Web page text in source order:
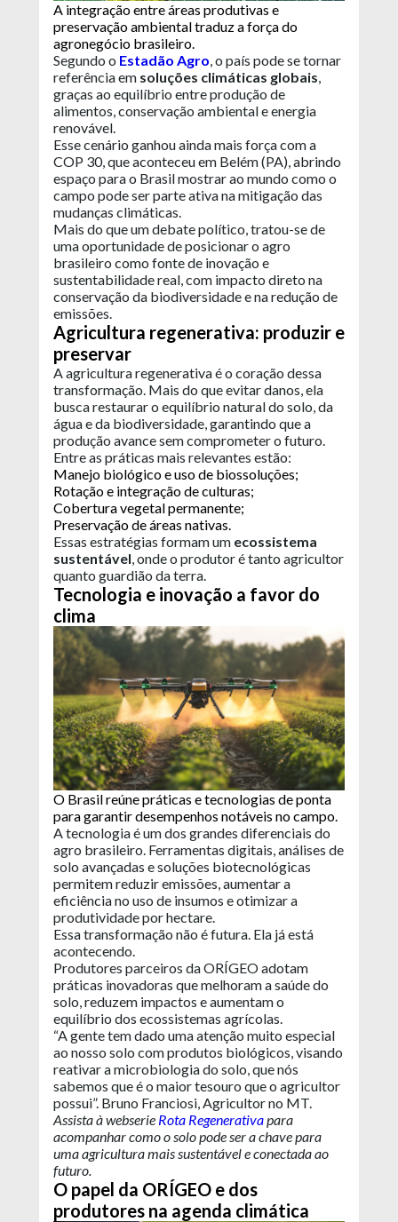
A integração entre áreas produtivas e
preservação ambiental traduz a força do
agronegócio brasileiro.
Segundo o Estadão Agro, o país pode se tornar
referência em soluções climáticas globais,
graças ao equilíbrio entre produção de
alimentos, conservação ambiental e energia
renovável.
Esse cenário ganhou ainda mais força com a
COP 30, que aconteceu em Belém (PA), abrindo
espaço para o Brasil mostrar ao mundo como o
campo pode ser parte ativa na mitigação das
mudanças climáticas.
Mais do que um debate político, tratou-se de
uma oportunidade de posicionar o agro
brasileiro como fonte de inovação e
sustentabilidade real, com impacto direto na
conservação da biodiversidade e na redução de
emissões.
Agricultura regenerativa: produzir e
preservar
A agricultura regenerativa é o coração dessa
transformação. Mais do que evitar danos, ela
busca restaurar o equilíbrio natural do solo, da
água e da biodiversidade, garantindo que a
produção avance sem comprometer o futuro.
Entre as práticas mais relevantes estão:
Manejo biológico e uso de biossoluções;
Rotação e integração de culturas;
Cobertura vegetal permanente;
Preservação de áreas nativas.
Essas estratégias formam um ecossistema
sustentável, onde o produtor é tanto agricultor
quanto guardião da terra.
Tecnologia e inovação a favor do
clima
O Brasil reúne práticas e tecnologias de ponta
para garantir desempenhos notáveis no campo.
A tecnologia é um dos grandes diferenciais do
agro brasileiro. Ferramentas digitais, análises de
solo avançadas e soluções biotecnológicas
permitem reduzir emissões, aumentar a
eficiência no uso de insumos e otimizar a
produtividade por hectare.
Essa transformação não é futura. Ela já está
acontecendo.
Produtores parceiros da ORÍGEO adotam
práticas inovadoras que melhoram a saúde do
solo, reduzem impactos e aumentam o
equilíbrio dos ecossistemas agrícolas.
“A gente tem dado uma atenção muito especial
ao nosso solo com produtos biológicos, visando
reativar a microbiologia do solo, que nós
sabemos que é o maior tesouro que o agricultor
possui”. Bruno Franciosi, Agricultor no MT.
Assista à webserie Rota Regenerativapara
acompanhar como osolo pode ser a chave para
uma agricultura mais sustentável e conectada ao
futuro.​
O papel da ORÍGEO e dos
produtores na agenda climática